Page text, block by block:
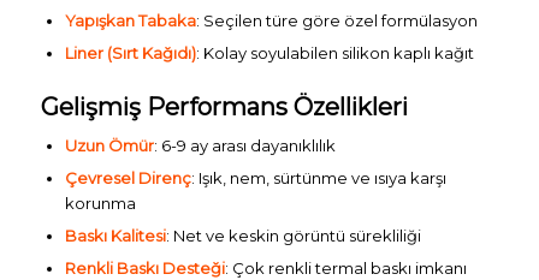
Yapışkan Tabaka: Seçilen türe göre özel formülasyon
Liner (Sırt Kağıdı): Kolay soyulabilen silikon kaplı kağıt
Gelişmiş Performans Özellikleri
Uzun Ömür: 6-9 ay arası dayanıklılık
Çevresel Direnç: Işık, nem, sürtünme ve ısıya karşı
korunma
Baskı Kalitesi: Net ve keskin görüntü sürekliliği
Renkli Baskı Desteği: Çok renkli termal baskı imkanı